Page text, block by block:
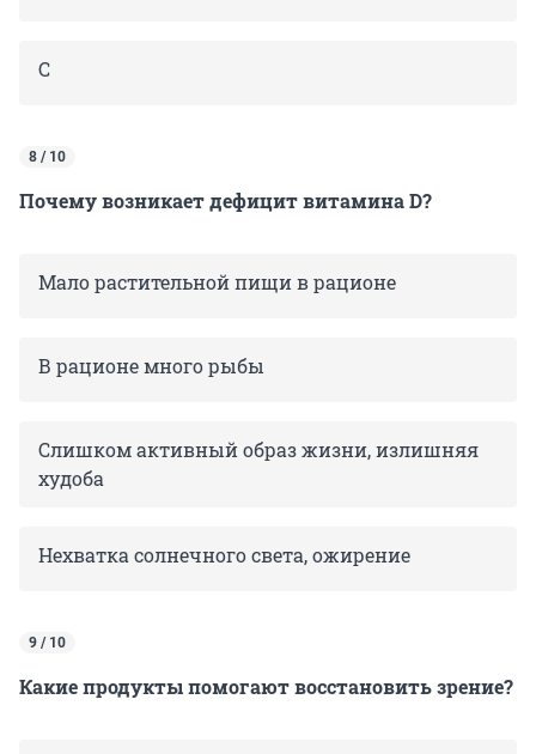
С
8 / 10
Почему возникает дефицит витамина D?
Мало растительной пищи в рационе
В рационе много рыбы
Слишком активный образ жизни, излишняя
худоба
Нехватка солнечного света, ожирение
9 / 10
Какие продукты помогают восстановить зрение?